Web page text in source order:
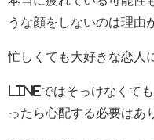
うな顔をしないのは理由
忙しくても大好きな恋人
lineではそっけなくて
ったら心配する必要はあ